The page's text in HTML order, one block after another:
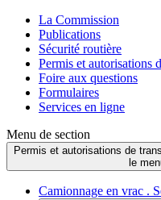
La Commission
Publications
Sécurité routière
Permis et autorisations
Foire aux questions
Formulaires
Services en ligne
Menu de section
Permis et autorisations de
le
Camionnage en vrac .